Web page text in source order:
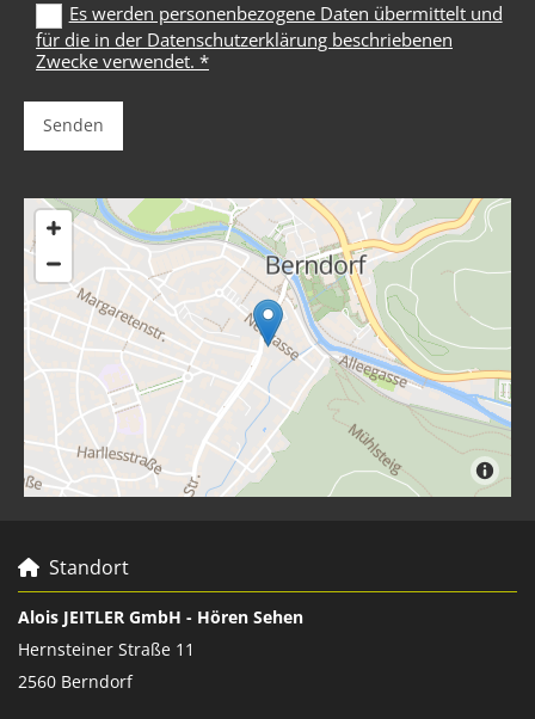
Es werden personenbezogene Daten übermittelt und
für die in der Datenschutzerklärung beschriebenen
Zwecke verwendet. *
 Standort
Alois JEITLER GmbH - Hören Sehen
Hernsteiner Straße 11
2560 Berndorf